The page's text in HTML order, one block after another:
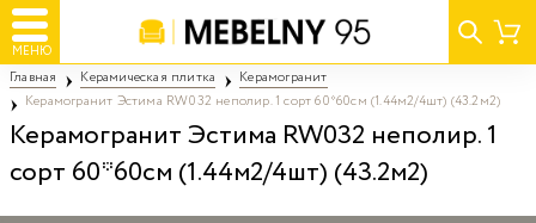
МЕНЮ
Главная Керамическая плитка
Керамогранит
Керамогранит Эстима RW032 неполир. 1 сорт 60*60см (1.44м2/4шт) (43.2м2)
Керамогранит Эстима RW032 неполир. 1
сорт 60*60см (1.44м2/4шт) (43.2м2)